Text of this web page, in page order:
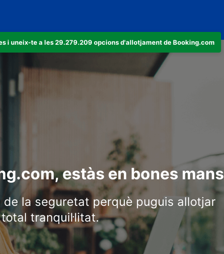
i uneix-te a les 29.279.209 opcions d'allotjament de Booking.com
estàs en bones mans
de la seguretat perquè puguis allotjar
tranquil·litat.